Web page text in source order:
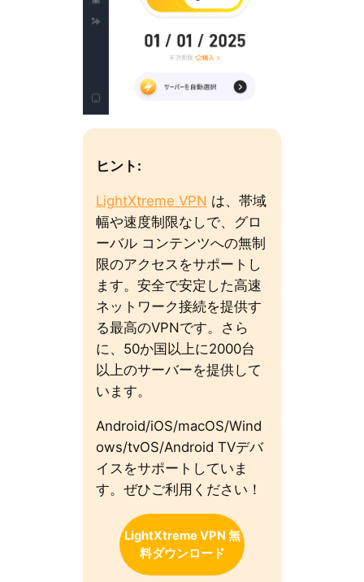
ヒント:
LightXtreme VPN は、帯域
幅や速度制限なしで、グロ
ーバル コンテンツへの無制
限のアクセスをサポートし
ます。安全で安定した高速
ネットワーク接続を提供す
る最高のVPNです。さら
に、50か国以上に2000台
以上のサーバーを提供して
います。
Android/iOS/macOS/Wind
ows/tvOS/Android TVデバ
イスをサポートしていま
す。ぜひご利用ください！
LightXtreme VPN 無
料ダウンロード